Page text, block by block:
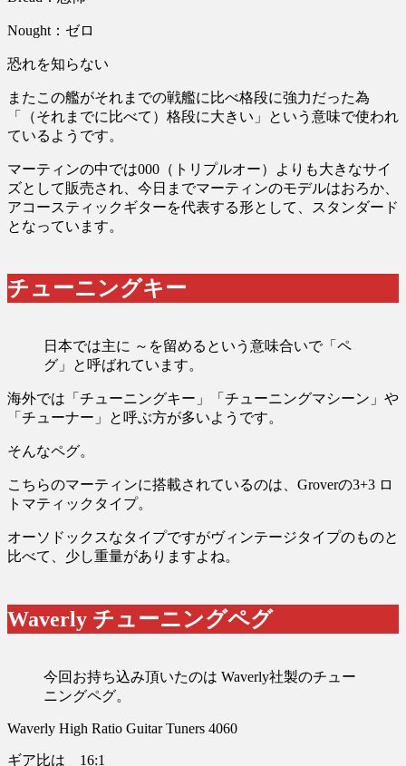
Nought：ゼロ
恐れを知らない
またこの艦がそれまでの戦艦に比べ格段に強力だった為
「（それまでに比べて）格段に大きい」という意味で使われ
ているようです。
マーティンの中では000（トリプルオー）よりも大きなサイ
ズとして販売され、今日までマーティンのモデルはおろか、
アコースティックギターを代表する形として、スタンダード
となっています。
チューニングキー
日本では主に ～を留めるという意味合いで「ペ
グ」と呼ばれています。
海外では「チューニングキー」「チューニングマシーン」や
「チューナー」と呼ぶ方が多いようです。
そんなペグ。
こちらのマーティンに搭載されているのは、Groverの3+3 ロ
トマティックタイプ。
オーソドックスなタイプですがヴィンテージタイプのものと
比べて、少し重量がありますよね。
Waverly チューニングペグ
今回お持ち込み頂いたのは Waverly社製のチュー
ニングペグ。
Waverly High Ratio Guitar Tuners 4060
ギア比は 16:1